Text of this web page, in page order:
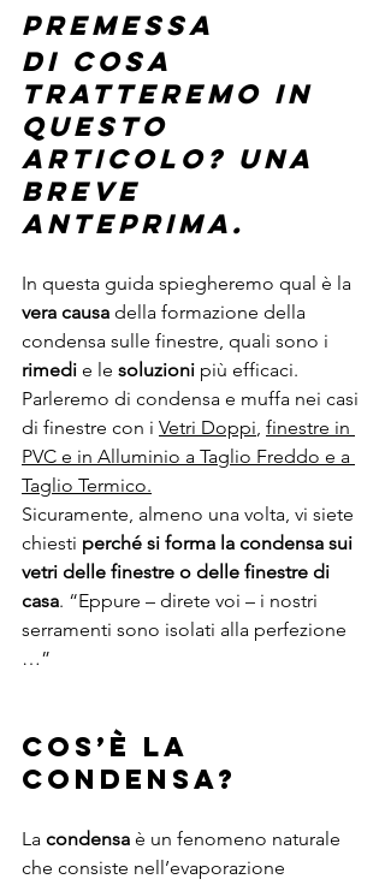
Premessa
Di cosa
tratteremo in
questo
articolo? Una
breve
anteprima.
In questa guida spiegheremo qual è la
vera causa della formazione della
condensa sulle finestre, quali sono i
rimedi e le soluzioni più efficaci.
Parleremo di condensa e muffa nei casi
di finestre con i Vetri Doppi, finestre in
PVC e in Alluminio a Taglio Freddo e a
Taglio Termico.
Sicuramente, almeno una volta, vi siete
chiesti perché si forma la condensa sui
vetri delle finestre o delle finestre di
casa. “Eppure – direte voi – i nostri
serramenti sono isolati alla perfezione
…”
COS’È LA
CONDENSA?
La condensa è un fenomeno naturale
che consiste nell’evaporazione